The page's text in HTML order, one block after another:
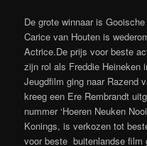
De grote winnaar is
Carice van Houten is
Actrice.De prijs voor beste
zijn rol als Freddie Heineken
Jeugdfilm ging naar Razend
kreeg een Ere Rembrandt
nummer ‘Hoeren Neuken
Konings, is verkozen tot
voor beste buitenlandse film